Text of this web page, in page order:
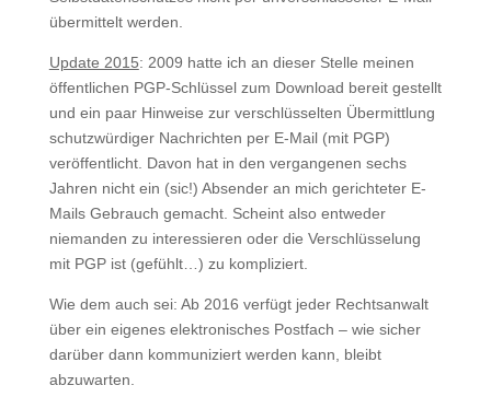
übermittelt werden.
Update 2015: 2009 hatte ich an dieser Stelle meinen
öffentlichen PGP-Schlüssel zum Download bereit gestellt
und ein paar Hinweise zur verschlüsselten Übermittlung
schutzwürdiger Nachrichten per E-Mail (mit PGP)
veröffentlicht. Davon hat in den vergangenen sechs
Jahren nicht ein (sic!) Absender an mich gerichteter E-
Mails Gebrauch gemacht. Scheint also entweder
niemanden zu interessieren oder die Verschlüsselung
mit PGP ist (gefühlt…) zu kompliziert.
Wie dem auch sei: Ab 2016 verfügt jeder Rechtsanwalt
über ein eigenes elektronisches Postfach – wie sicher
darüber dann kommuniziert werden kann, bleibt
abzuwarten.